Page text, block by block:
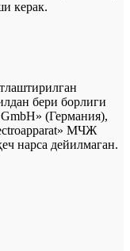
керак.
бери борлиги
(Германия),
МЧЖ
нарса дейилмаган.